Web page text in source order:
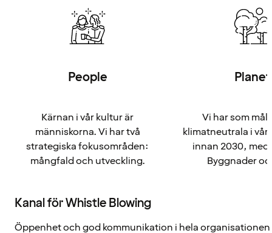
People
Kärnan i vår kultur är
människorna. Vi har två
strategiska fokusområden:
mångfald och utveckling.
Planet
Vi har som mål
klimatneutrala i vår
innan 2030,
Byggnader
Kanal för Whistle Blowing
Öppenhet och god kommunikation i hela organisationen